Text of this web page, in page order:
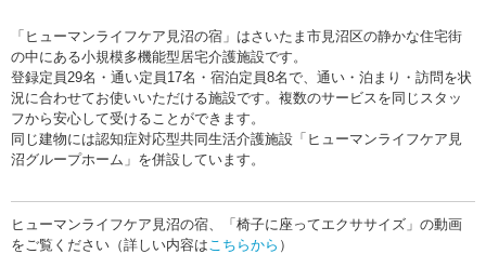
「ヒューマンライフケア見沼の宿」はさいたま市見沼区の静かな住宅街
の中にある小規模多機能型居宅介護施設です。
登録定員29名・通い定員17名・宿泊定員8名で、通い・泊まり・訪問を状
況に合わせてお使いいただける施設です。複数のサービスを同じスタッ
フから安心して受けることができます。
同じ建物には認知症対応型共同生活介護施設「ヒューマンライフケア見
沼グループホーム」を併設しています。
ヒューマンライフケア見沼の宿、「椅子に座ってエクササイズ」の動画
をご覧ください（詳しい内容はこちらから ）